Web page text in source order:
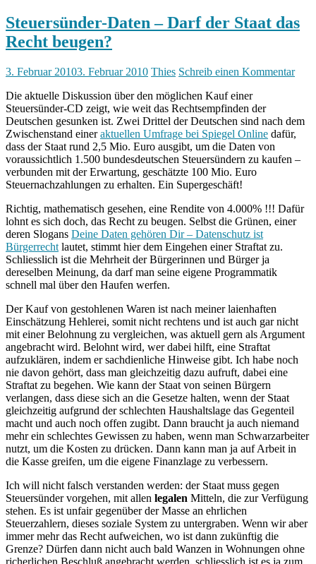
Steuersünder-Daten – Darf der Staat das
Recht beugen?
3. Februar 20103. Februar 2010 Thies Schreib einen Kommentar
Die aktuelle Diskussion über den möglichen Kauf einer
Steuersünder-CD zeigt, wie weit das Rechtsempfinden der
Deutschen gesunken ist. Zwei Drittel der Deutschen sind nach dem
Zwischenstand eineraktuellen Umfrage bei Spiegel Online dafür,
dass der Staat rund 2,5 Mio. Euro ausgibt, um die Daten von
voraussichtlich 1.500 bundesdeutschen Steuersündern zu kaufen –
verbunden mit der Erwartung, geschätzte 100 Mio. Euro
Steuernachzahlungen zu erhalten. Ein Supergeschäft!
Richtig, mathematisch gesehen, eine Rendite von 4.000% !!! Dafür
lohnt es sich doch, das Recht zu beugen. Selbst die Grünen, einer
deren Slogans Deine Daten gehören Dir – Datenschutz ist
Bürgerrecht lautet, stimmt hier dem Eingehen einer Straftat zu.
Schliesslich ist die Mehrheit der Bürgerinnen und Bürger ja
dereselben Meinung, da darf man seine eigene Programmatik
schnell mal über den Haufen werfen.
Der Kauf von gestohlenen Waren ist nach meiner laienhaften
Einschätzung Hehlerei, somit nicht rechtens und ist auch gar nicht
mit einer Belohnung zu vergleichen, was aktuell gern als Argument
angebracht wird. Belohnt wird, wer dabei hilft, eine Straftat
aufzuklären, indem er sachdienliche Hinweise gibt. Ich habe noch
nie davon gehört, dass man gleichzeitig dazu aufruft, dabei eine
Straftat zu begehen. Wie kann der Staat von seinen Bürgern
verlangen, dass diese sich an die Gesetze halten, wenn der Staat
gleichzeitig aufgrund der schlechten Haushaltslage das Gegenteil
macht und auch noch offen zugibt. Dann braucht ja auch niemand
mehr ein schlechtes Gewissen zu haben, wenn man Schwarzarbeiter
nutzt, um die Kosten zu drücken. Dann kann man ja auf Arbeit in
die Kasse greifen, um die eigene Finanzlage zu verbessern.
Ich will nicht falsch verstanden werden: der Staat muss gegen
Steuersünder vorgehen, mit allen legalen Mitteln, die zur Verfügung
stehen. Es ist unfair gegenüber der Masse an ehrlichen
Steuerzahlern, dieses soziale System zu untergraben. Wenn wir aber
immer mehr das Recht aufweichen, wo ist dann zukünftig die
Grenze? Dürfen dann nicht auch bald Wanzen in Wohnungen ohne
richerlichen Beschluß angebracht werden, schliesslich ist es ja zum